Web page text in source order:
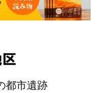
都市遺跡